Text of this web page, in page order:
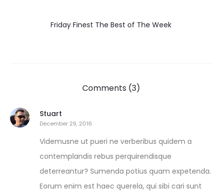
Friday Finest The Best of The Week
Comments (3)
Stuart
December 29, 2016
Videmusne ut pueri ne verberibus quidem a
contemplandis rebus perquirendisque
deterreantur? Sumenda potius quam expetenda.
Eorum enim est haec querela, qui sibi cari sunt